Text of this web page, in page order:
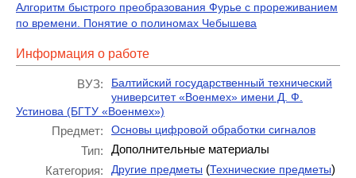
Алгоритм быстрого преобразования Фурье с прореживанием
по времени. Понятие о полиномах Чебышева
Информация о работе
ВУЗ:
Балтийский государственный технический
университет «Военмех» имени Д. Ф.
Устинова (БГТУ «Военмех»)
Предмет: Основы цифровой обработки сигналов
Тип:
Дополнительные материалы
Категория:
Другие предметы (Технические предметы)